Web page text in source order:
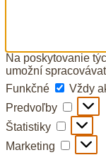
Na poskytovanie
umožní
Funkčné
Vždy
Predvoľby
Štatistiky
Marketing